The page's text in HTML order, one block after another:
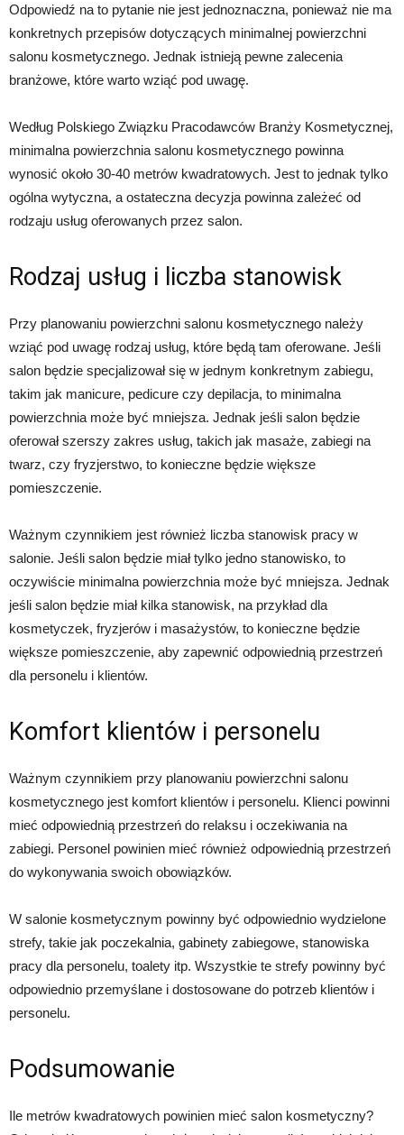
Odpowiedź na to pytanie nie jest jednoznaczna, ponieważ nie ma
konkretnych przepisów dotyczących minimalnej powierzchni
salonu kosmetycznego. Jednak istnieją pewne zalecenia
branżowe, które warto wziąć pod uwagę.
Według Polskiego Związku Pracodawców Branży Kosmetycznej,
minimalna powierzchnia salonu kosmetycznego powinna
wynosić około 30-40 metrów kwadratowych. Jest to jednak tylko
ogólna wytyczna, a ostateczna decyzja powinna zależeć od
rodzaju usług oferowanych przez salon.
Rodzaj usług i liczba stanowisk
Przy planowaniu powierzchni salonu kosmetycznego należy
wziąć pod uwagę rodzaj usług, które będą tam oferowane. Jeśli
salon będzie specjalizował się w jednym konkretnym zabiegu,
takim jak manicure, pedicure czy depilacja, to minimalna
powierzchnia może być mniejsza. Jednak jeśli salon będzie
oferował szerszy zakres usług, takich jak masaże, zabiegi na
twarz, czy fryzjerstwo, to konieczne będzie większe
pomieszczenie.
Ważnym czynnikiem jest również liczba stanowisk pracy w
salonie. Jeśli salon będzie miał tylko jedno stanowisko, to
oczywiście minimalna powierzchnia może być mniejsza. Jednak
jeśli salon będzie miał kilka stanowisk, na przykład dla
kosmetyczek, fryzjerów i masażystów, to konieczne będzie
większe pomieszczenie, aby zapewnić odpowiednią przestrzeń
dla personelu i klientów.
Komfort klientów i personelu
Ważnym czynnikiem przy planowaniu powierzchni salonu
kosmetycznego jest komfort klientów i personelu. Klienci powinni
mieć odpowiednią przestrzeń do relaksu i oczekiwania na
zabiegi. Personel powinien mieć również odpowiednią przestrzeń
do wykonywania swoich obowiązków.
W salonie kosmetycznym powinny być odpowiednio wydzielone
strefy, takie jak poczekalnia, gabinety zabiegowe, stanowiska
pracy dla personelu, toalety itp. Wszystkie te strefy powinny być
odpowiednio przemyślane i dostosowane do potrzeb klientów i
personelu.
Podsumowanie
Ile metrów kwadratowych powinien mieć salon kosmetyczny?